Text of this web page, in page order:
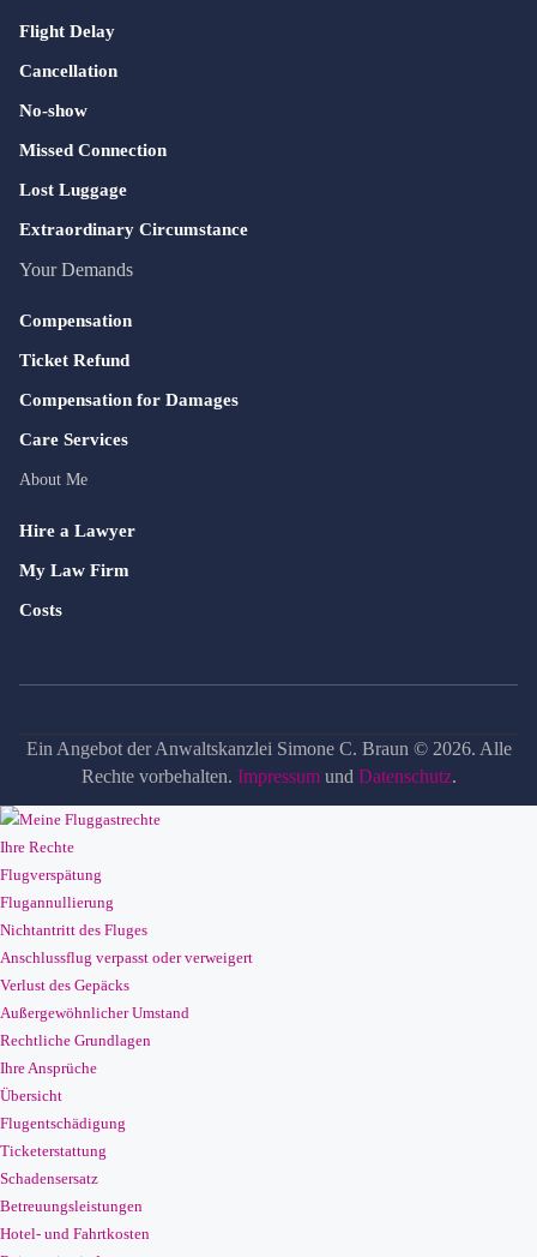
Flight Delay
Cancellation
No-show
Missed Connection
Lost Luggage
Extraordinary Circumstance
Your Demands
Compensation
Ticket Refund
Compensation for Damages
Care Services
About Me
Hire a Lawyer
My Law Firm
Costs
Ein Angebot der Anwaltskanzlei Simone C. Braun © 2026. Alle
Rechte vorbehalten. Impressumund Datenschutz.
Ihre Rechte
Flugverspätung
Flugannullierung
Nichtantritt des Fluges
Anschlussflug verpasst oder verweigert
Verlust des Gepäcks
Außergewöhnlicher Umstand
Rechtliche Grundlagen
Ihre Ansprüche
Übersicht
Flugentschädigung
Ticketerstattung
Schadensersatz
Betreuungsleistungen
Hotel- und Fahrtkosten